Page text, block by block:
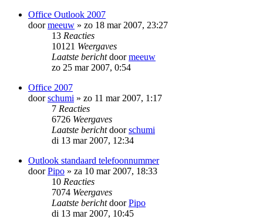
Office Outlook 2007
doormeeuw » zo 18 mar 2007, 23:27
13 Reacties
10121 Weergaves
Laatste berichtdoormeeuw
zo 25 mar 2007, 0:54
Office 2007
doorschumi » zo 11 mar 2007, 1:17
7 Reacties
6726 Weergaves
Laatste berichtdoorschumi
di 13 mar 2007, 12:34
Outlook standaard telefoonnummer
doorPipo » za 10 mar 2007, 18:33
10 Reacties
7074 Weergaves
Laatste berichtdoorPipo
di 13 mar 2007, 10:45